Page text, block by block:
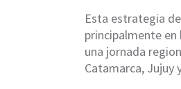
Esta estrategia
principalmente
una jornada
Catamarca, Jujuy